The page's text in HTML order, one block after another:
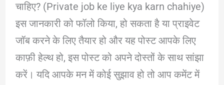
चाहिए? (Private job ke liye kya karn chahiye)
इस जानकारी को फॉलो किया, हो सकता है या प्राइवेट
जॉब करने के लिए तैयार हो और यह पोस्ट आपके लिए
काफ़ी हेल्थ हो, इस पोस्ट को अपने दोस्तों के साथ सांझा
करें। यदि आपके मन में कोई सुझाव हो तो आप कमेंट में